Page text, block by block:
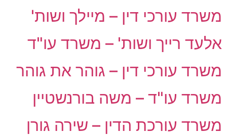
משרד עורכי דין – מיילך ושות'
אלעד רייך ושות' – משרד עו"ד
משרד עורכי דין – גוהר את גוהר
משרד עו"ד – משה בורנשטיין
משרד עורכת הדין – שירה גורן